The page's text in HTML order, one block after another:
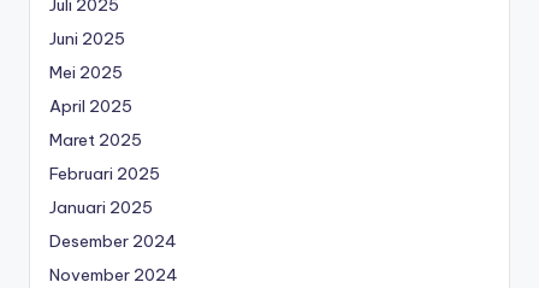
Juli 2025
Juni 2025
Mei 2025
April 2025
Maret 2025
Februari 2025
Januari 2025
Desember 2024
November 2024